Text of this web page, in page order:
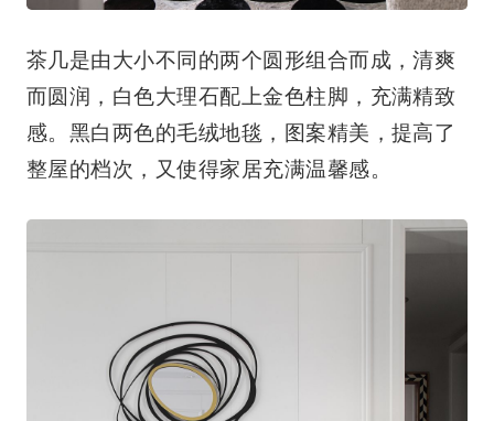
茶几是由大小不同的两个圆形组合而成，清爽
而圆润，白色大理石配上金色柱脚，充满精致
感。黑白两色的毛绒地毯，图案精美，提高了
整屋的档次，又使得家居充满温馨感。